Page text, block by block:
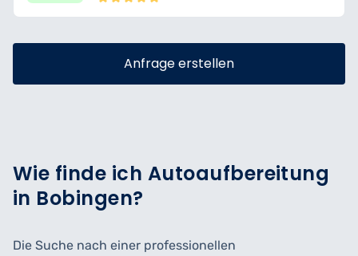
Anfrage erstellen
Wie finde ich Autoaufbereitung
in Bobingen?
Die Suche nach einer professionellen